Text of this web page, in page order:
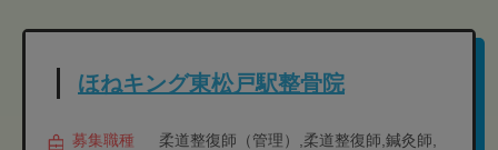
ほねキング東松戸駅整骨院
募集職種
柔道整復師（管理）,柔道整復師,鍼灸師,